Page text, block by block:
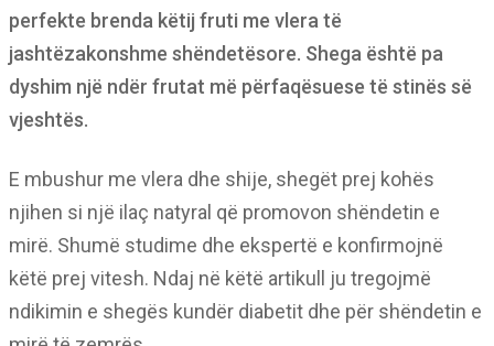
perfekte brenda këtij fruti me vlera të
jashtëzakonshme shëndetësore. Shega është pa
dyshim një ndër frutat më përfaqësuese të stinës së
vjeshtës.
E mbushur me vlera dhe shije, shegët prej kohës
njihen si një ilaç natyral që promovon shëndetin e
mirë. Shumë studime dhe ekspertë e konfirmojnë
këtë prej vitesh. Ndaj në këtë artikull ju tregojmë
ndikimin e shegës kundër diabetit dhe për shëndetin e